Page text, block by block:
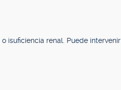
isuficiencia renal. Puede intervenir